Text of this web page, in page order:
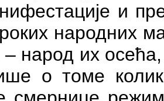
и
народних
– народ их
о томе